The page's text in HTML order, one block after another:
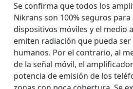
Se confirma que todos los
Nikrans son 100% seguros
dispositivos móviles y el medio
emiten radiación que pueda
humanos. Por el contrario, al
de la señal móvil, el
potencia de emisión de los